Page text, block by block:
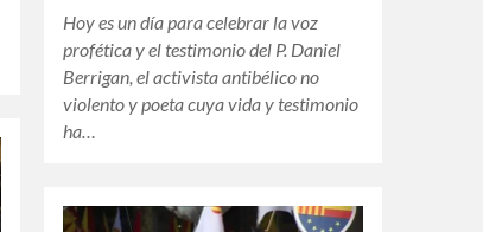
Hoy es un día para celebrar la voz
profética y el testimonio del P. Daniel
Berrigan, el activista antibélico no
violento y poeta cuya vida y testimonio
ha…